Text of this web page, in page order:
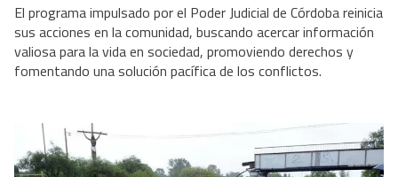
El programa impulsado por el Poder Judicial de Córdoba reinicia
sus acciones en la comunidad, buscando acercar información
valiosa para la vida en sociedad, promoviendo derechos y
fomentando una solución pacífica de los conflictos.